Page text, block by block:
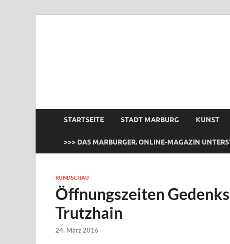
STARTSEITE STADT MARBURG KUNST
>>> DAS MARBURGER. ONLINE-MAGAZIN
RUNDSCHAU
Öffnungszeiten
Trutzhain
24. März 2016